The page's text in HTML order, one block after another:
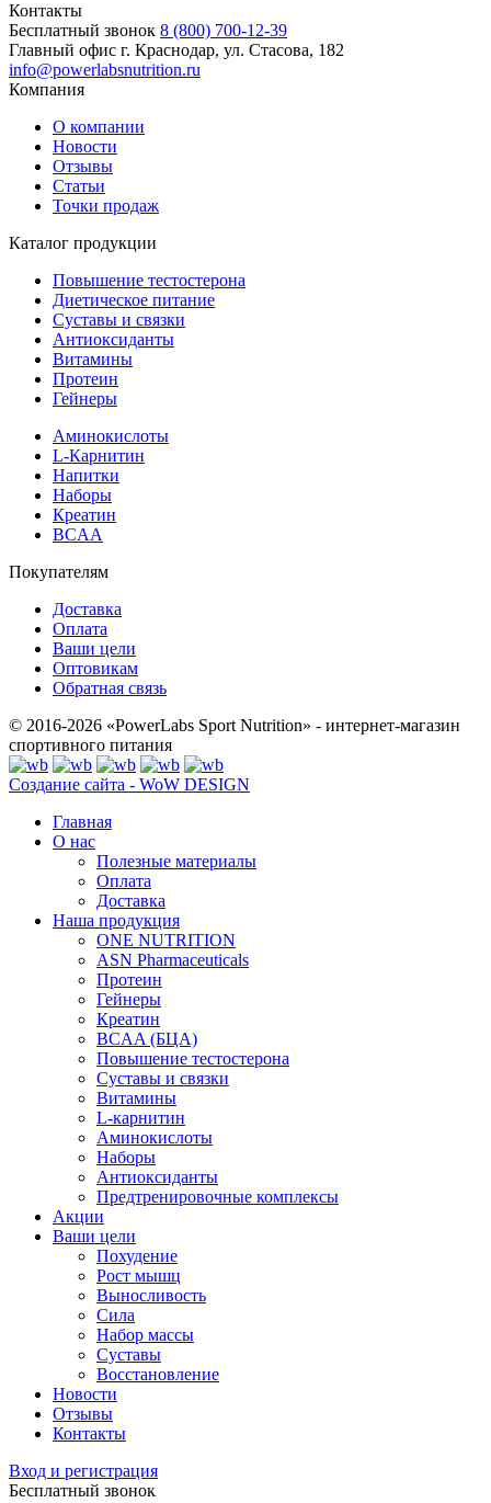
Контакты
Бесплатный звонок 8 (800) 700-12-39
Главный офис г. Краснодар, ул. Стасова, 182
info@powerlabsnutrition.ru
Компания
О компании
Новости
Отзывы
Статьи
Точки продаж
Каталог продукции
Повышение тестостерона
Диетическое питание
Суставы и связки
Антиоксиданты
Витамины
Протеин
Гейнеры
Аминокислоты
L-Карнитин
Напитки
Наборы
Креатин
BCAA
Покупателям
Доставка
Оплата
Ваши цели
Оптовикам
Обратная связь
© 2016-2026 «PowerLabs Sport Nutrition» - интернет-магазин
спортивного питания
Создание сайта - WoW DESIGN
Главная
О нас
Полезные материалы
Оплата
Доставка
Наша продукция
ONE NUTRITION
ASN Pharmaceuticals
Протеин
Гейнеры
Креатин
BCAA (БЦА)
Повышение тестостерона
Суставы и связки
Витамины
L-карнитин
Аминокислоты
Наборы
Антиоксиданты
Предтренировочные комплексы
Акции
Ваши цели
Похудение
Рост мышц
Выносливость
Сила
Набор массы
Суставы
Восстановление
Новости
Отзывы
Контакты
Вход и регистрация
Бесплатный звонок